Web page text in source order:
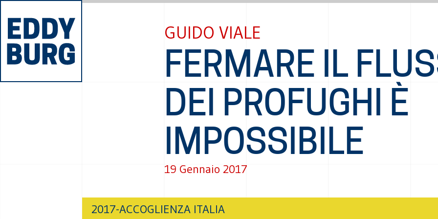
GUIDO VIALE
FERMARE IL
DEI PROFUGHI È
IMPOSSIBILE
19 Gennaio 2017
2017-ACCOGLIENZA ITALIA